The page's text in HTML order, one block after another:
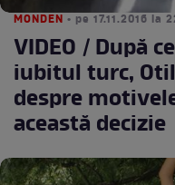
MONDEN • pe 17.11.2016 la
VIDEO / După
iubitul turc,
despre
această decizie